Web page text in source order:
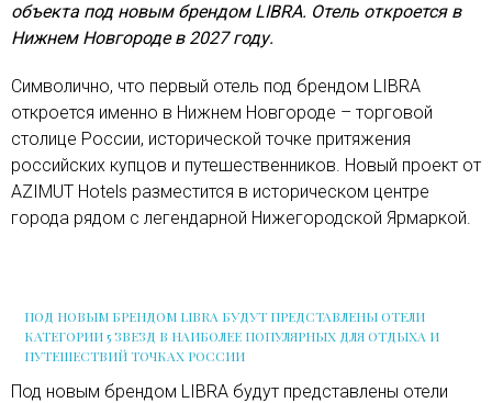
объекта под новым брендом LIBRA. Отель откроется в
Нижнем Новгороде в 2027 году.
Символично, что первый отель под брендом LIBRA
откроется именно в Нижнем Новгороде – торговой
столице России, исторической точке притяжения
российских купцов и путешественников. Новый проект от
AZIMUT Hotels разместится в историческом центре
города рядом с легендарной Нижегородской Ярмаркой.
ПОД НОВЫМ БРЕНДОМ LIBRA БУДУТ ПРЕДСТАВЛЕНЫ ОТЕЛИ
КАТЕГОРИИ 5 ЗВЕЗД В НАИБОЛЕЕ ПОПУЛЯРНЫХ ДЛЯ ОТДЫХА И
ПУТЕШЕСТВИЙ ТОЧКАХ РОССИИ
Под новым брендом LIBRA будут представлены отели